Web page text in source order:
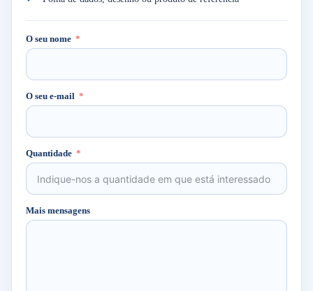
O seu nome
O seu e-mail
Quantidade
Mais mensagens